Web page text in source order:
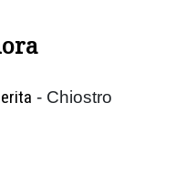
- Chiostro